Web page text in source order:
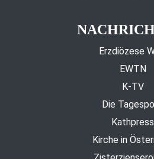
Erzdiözese
EWTN
K-TV
Die
Kathpress
Kirche in